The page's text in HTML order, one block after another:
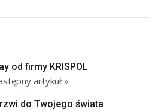
od firmy KRISPOL
artykuł »
do Twojego świata